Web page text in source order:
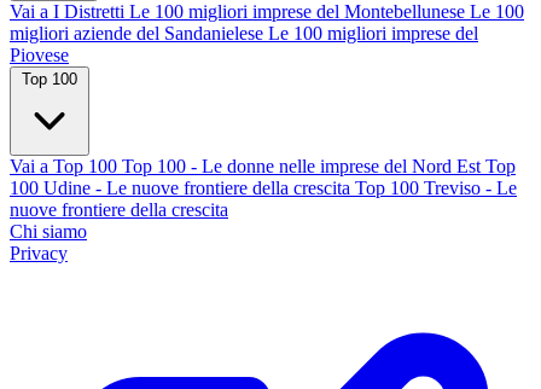
Vai a I Distretti Le 100 migliori imprese del Montebellunese Le 100
migliori aziende del Sandanielese Le 100 migliori imprese del
Piovese
Top 100
Vai a Top 100 Top 100 - Le donne nelle imprese del Nord Est Top
100 Udine - Le nuove frontiere della crescita Top 100 Treviso - Le
nuove frontiere della crescita
Chi siamo
Privacy